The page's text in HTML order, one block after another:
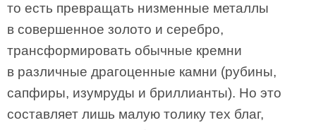
то есть превращать низменные металлы
в совершенное золото и серебро,
трансформировать обычные кремни
в различные драгоценные камни (рубины,
сапфиры, изумруды и бриллианты). Но это
составляет лишь малую толику тех благ,